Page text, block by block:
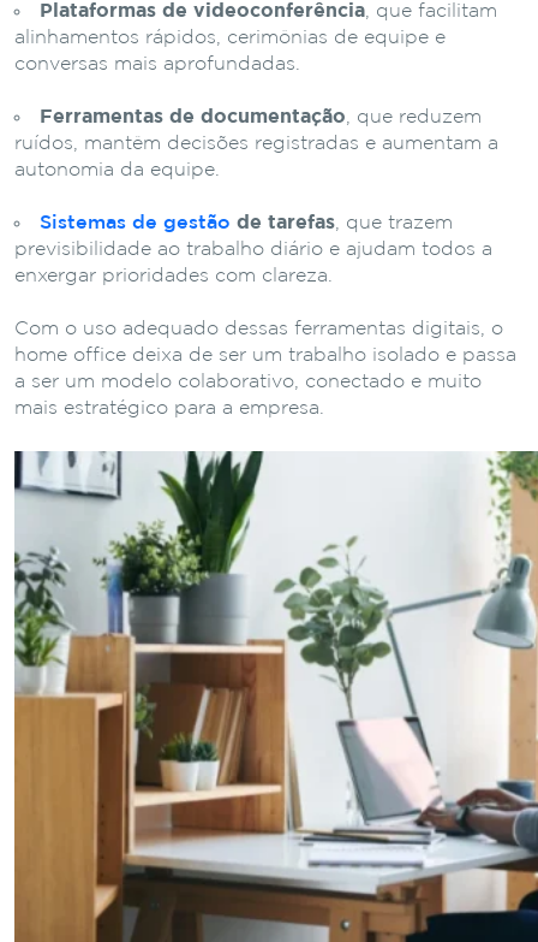
Plataformas de videoconferência , que facilitam
alinhamentos rápidos, cerimônias de equipe e
conversas mais aprofundadas.
Ferramentas de documentação , que reduzem
ruídos, mantêm decisões registradas e aumentam a
autonomia da equipe.
Sistemas de gestão de tarefas , que trazem
previsibilidade ao trabalho diário e ajudam todos a
enxergar prioridades com clareza.
Com o uso adequado dessas ferramentas digitais, o
home office deixa de ser um trabalho isolado e passa
a ser um modelo colaborativo, conectado e muito
mais estratégico para a empresa.